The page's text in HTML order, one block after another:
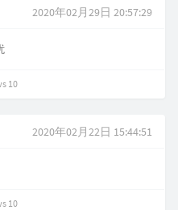
2020年02月29日 20:57:29
10
2020年02月22日 15:44:51
10